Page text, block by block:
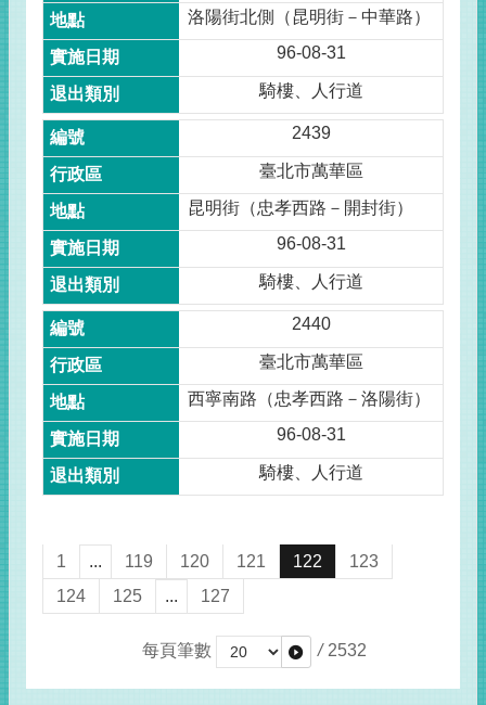
洛陽街北側（昆明街－中華路）
96-08-31
騎樓、人行道
2439
臺北市萬華區
昆明街（忠孝西路－開封街）
96-08-31
騎樓、人行道
2440
臺北市萬華區
西寧南路（忠孝西路－洛陽街）
96-08-31
騎樓、人行道
1 ... 119 120 121 122
123
124
125 ... 127
每頁筆數 / 2532